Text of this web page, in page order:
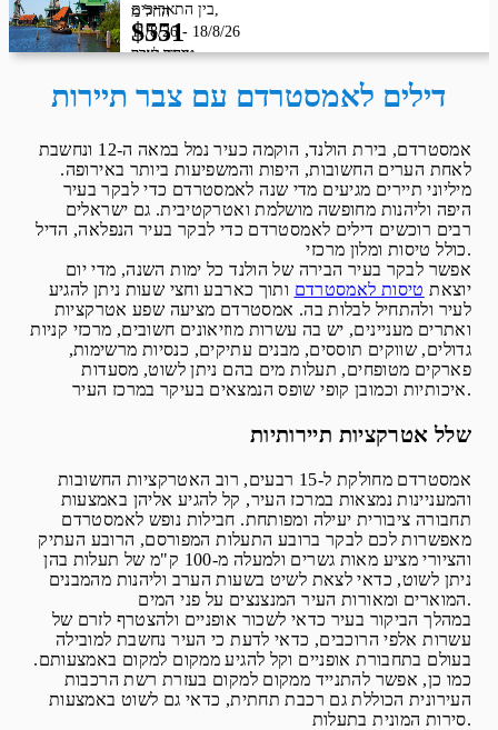
החל מ
$551
מחיר לאדם
בין התאריכים,
11/8/26 - 18/8/26
טיסת שכר
דילים לאמסטרדם עם צבר תיירות
אמסטרדם, בירת הולנד, הוקמה כעיר נמל במאה ה-12 ונחשבת
לאחת הערים החשובות, היפות והמשפיעות ביותר באירופה.
מיליוני תיירים מגיעים מדי שנה לאמסטרדם כדי לבקר בעיר
היפה וליהנות מחופשה מושלמת ואטרקטיבית. גם ישראלים
רבים רוכשים דילים לאמסטרדם כדי לבקר בעיר הנפלאה, הדיל
כולל טיסות ומלון מרכזי.
אפשר לבקר בעיר הבירה של הולנד כל ימות השנה, מדי יום
יוצאת טיסות לאמסטרדם ותוך כארבע וחצי שעות ניתן להגיע
לעיר ולהתחיל לבלות בה. אמסטרדם מציעה שפע אטרקציות
ואתרים מעניינים, יש בה עשרות מוזיאונים חשובים, מרכזי קניות
גדולים, שווקים תוססים, מבנים עתיקים, כנסיות מרשימות,
פארקים מטופחים, תעלות מים בהם ניתן לשוט, מסעדות
איכותיות וכמובן קופי שופס הנמצאים בעיקר במרכז העיר.
שלל אטרקציות תיירותיות
אמסטרדם מחולקת ל-15 רבעים, רוב האטרקציות החשובות
והמעניינות נמצאות במרכז העיר, קל להגיע אליהן באמצעות
תחבורה ציבורית יעילה ומפותחת. חבילות נופש לאמסטרדם
מאפשרות לכם לבקר ברובע התעלות המפורסם, הרובע העתיק
והציורי מציע מאות גשרים ולמעלה מ-100 ק"מ של תעלות בהן
ניתן לשוט, כדאי לצאת לשיט בשעות הערב וליהנות מהמבנים
המוארים ומאורות העיר המנצנצים על פני המים.
במהלך הביקור בעיר כדאי לשכור אופניים ולהצטרף לזרם של
עשרות אלפי הרוכבים, כדאי לדעת כי העיר נחשבת למובילה
בעולם בתחבורת אופניים וקל להגיע ממקום למקום באמצעותם.
כמו כן, אפשר להתנייד ממקום למקום בעזרת רשת הרכבות
העירונית הכוללת גם רכבת תחתית, כדאי גם לשוט באמצעות
סירות המונית בתעלות.